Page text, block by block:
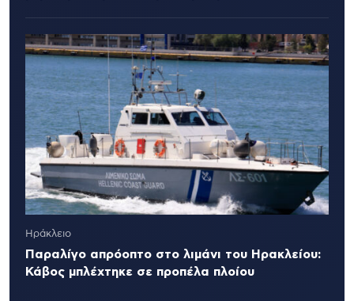
Ηράκλειο
Παραλίγο απρόοπτο στο λιμάνι του Ηρακλείου:
Κάβος μπλέχτηκε σε προπέλα πλοίου